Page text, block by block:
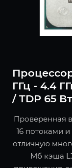
ГГц - 4.4
/ TDP 65
Проверенная
16 потоками
отличную
Мб кэша